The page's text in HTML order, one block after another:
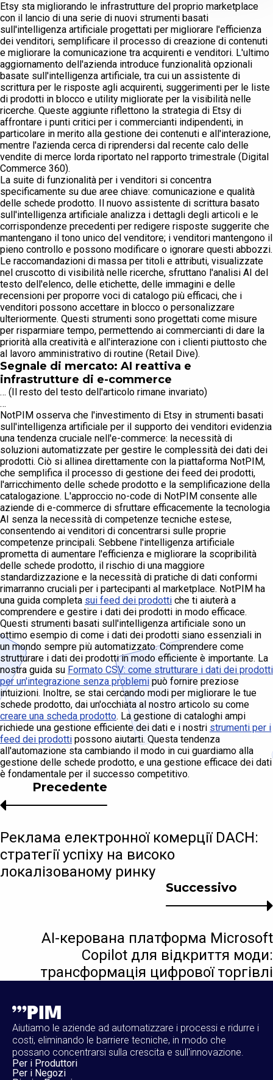
Etsy sta migliorando le infrastrutture del proprio marketplace
con il lancio di una serie di nuovi strumenti basati
sull'intelligenza artificiale progettati per migliorare l'efficienza
dei venditori, semplificare il processo di creazione di contenuti
e migliorare la comunicazione tra acquirenti e venditori. L'ultimo
aggiornamento dell'azienda introduce funzionalità opzionali
basate sull'intelligenza artificiale, tra cui un assistente di
scrittura per le risposte agli acquirenti, suggerimenti per le liste
di prodotti in blocco e utility migliorate per la visibilità nelle
ricerche. Queste aggiunte riflettono la strategia di Etsy di
affrontare i punti critici per i commercianti indipendenti, in
particolare in merito alla gestione dei contenuti e all'interazione,
mentre l'azienda cerca di riprendersi dal recente calo delle
vendite di merce lorda riportato nel rapporto trimestrale (Digital
Commerce 360).
La suite di funzionalità per i venditori si concentra
specificamente su due aree chiave: comunicazione e qualità
delle schede prodotto. Il nuovo assistente di scrittura basato
sull'intelligenza artificiale analizza i dettagli degli articoli e le
corrispondenze precedenti per redigere risposte suggerite che
mantengano il tono unico del venditore; i venditori mantengono il
pieno controllo e possono modificare o ignorare questi abbozzi.
Le raccomandazioni di massa per titoli e attributi, visualizzate
nel cruscotto di visibilità nelle ricerche, sfruttano l'analisi AI del
testo dell'elenco, delle etichette, delle immagini e delle
recensioni per proporre voci di catalogo più efficaci, che i
venditori possono accettare in blocco o personalizzare
ulteriormente. Questi strumenti sono progettati come misure
per risparmiare tempo, permettendo ai commercianti di dare la
priorità alla creatività e all'interazione con i clienti piuttosto che
al lavoro amministrativo di routine (Retail Dive).
Segnale di mercato: AI reattiva e
infrastrutture di e-commerce
… (Il resto del testo dell'articolo rimane invariato)
…
NotPIM osserva che l'investimento di Etsy in strumenti basati
sull'intelligenza artificiale per il supporto dei venditori evidenzia
una tendenza cruciale nell'e-commerce: la necessità di
soluzioni automatizzate per gestire le complessità dei dati dei
prodotti. Ciò si allinea direttamente con la piattaforma NotPIM,
che semplifica il processo di gestione dei feed dei prodotti,
l'arricchimento delle schede prodotto e la semplificazione della
catalogazione. L'approccio no-code di NotPIM consente alle
aziende di e-commerce di sfruttare efficacemente la tecnologia
AI senza la necessità di competenze tecniche estese,
consentendo ai venditori di concentrarsi sulle proprie
competenze principali. Sebbene l'intelligenza artificiale
prometta di aumentare l'efficienza e migliorare la scopribilità
delle schede prodotto, il rischio di una maggiore
standardizzazione e la necessità di pratiche di dati conformi
rimarranno cruciali per i partecipanti al marketplace. NotPIM ha
una guida completa sui feed dei prodotti che ti aiuterà a
comprendere e gestire i dati dei prodotti in modo efficace.
Questi strumenti basati sull'intelligenza artificiale sono un
ottimo esempio di come i dati dei prodotti siano essenziali in
un mondo sempre più automatizzato. Comprendere come
strutturare i dati dei prodotti in modo efficiente è importante. La
nostra guida su Formato CSV: come strutturare i dati dei prodotti
per un'integrazione senza problemi può fornire preziose
intuizioni. Inoltre, se stai cercando modi per migliorare le tue
schede prodotto, dai un'occhiata al nostro articolo su come
creare una scheda prodotto. La gestione di cataloghi ampi
richiede una gestione efficiente dei dati e i nostri strumenti per i
feed dei prodotti possono aiutarti. Questa tendenza
all'automazione sta cambiando il modo in cui guardiamo alla
gestione delle schede prodotto, e una gestione efficace dei dati
è fondamentale per il successo competitivo.
Successivo
AI-керована платформа Microsoft
Copilot для відкриття моди:
трансформація цифрової торгівлі
Precedente
Реклама електронної комерції DACH:
стратегії успіху на високо
локалізованому ринку
Aiutiamo le aziende ad automatizzare i processi e ridurre i
costi, eliminando le barriere tecniche, in modo che
possano concentrarsi sulla crescita e sull'innovazione.
Per i Produttori
Per i Negozi